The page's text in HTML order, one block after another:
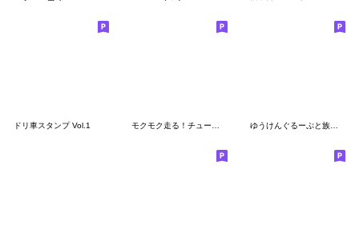
ドリ車スタンプ Vol.1 モクモク走る！チューンドカースタンプ2 ゆうけんぐるーぷと族車乗りVol.⑤